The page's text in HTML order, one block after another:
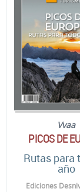
Vvaa
PICOS DE
Rutas para
año
Ediciones